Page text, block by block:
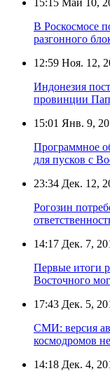
В Роскосмосе
разгонного
12:59 Ноя. 12,
Индонезия
провинции
15:01 Янв. 9,
Программное
для пусков с
23:34 Дек. 12,
Рогозин
14:17 Дек. 7,
Первые итоги
Восточного
17:43 Дек. 5,
СМИ: версия
космодромов
14:18 Дек. 4,